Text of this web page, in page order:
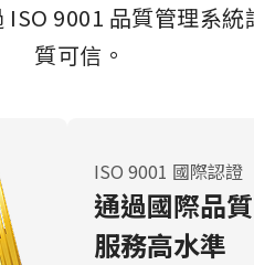
ISO 9001 品質管理系統
質可信。
ISO 9001 國際認證
通過國際品
服務高水準